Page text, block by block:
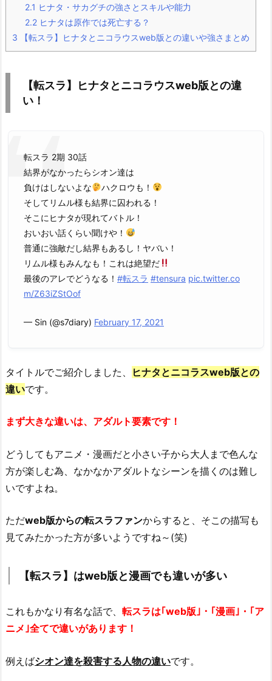
2.1 ヒナタ・サカグチの強さとスキルや能力
2.2 ヒナタは原作では死亡する？
3 【転スラ】ヒナタとニコラウスweb版との違いや強さまとめ
【転スラ】ヒナタとニコラウスweb版との違
い！
転スラ 2期 30話
結界がなかったらシオン達は
負けはしないよな
ハクロウも！
そしてリムル様も結界に囚われる！
そこにヒナタが現れてバトル！
おいおい話くらい聞けや！
普通に強敵だし結界もあるし！ヤバい！
リムル様もみんなも！これは絶望だ
最後のアレでどうなる！ #転スラ #tensura pic.twitter.co
m/Z63iZStOof
— Sin (@s7diary) February 17, 2021
タイトルでご紹介しました、
ヒナタとニコラスweb版との
違いです。
まず大きな違いは、アダルト要素です！
どうしてもアニメ・漫画だと小さい子から大人 まで色んな
方が楽しむ為、なかなかアダルト なシーンを描くのは難し
いですよね。
ただweb版からの転スラファンからすると、そこの描写も
見てみたかった方が多いようですね～(笑)
【転スラ】はweb版と漫画でも違いが多い
これもかなり有名な話で、 転スラは｢web版｣・｢漫画｣・｢ア
ニメ｣全てで違いがあります！
例えばシオン達を殺害する人物の違いです。